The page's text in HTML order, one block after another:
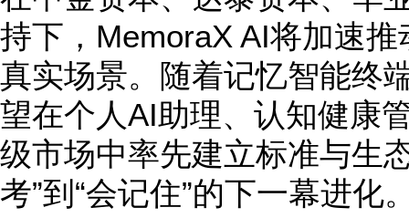
持下，MemoraX AI将加速
真实场景。随着记忆智能终
望在个人AI助理、认知健康
级市场中率先建立标准与生
考”到“会记住”的下一幕进化